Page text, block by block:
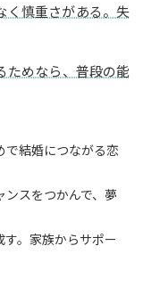
く慎重さがある。失
ためなら、普段の能
で結婚につながる恋
ンスをつかんで、夢
。家族からサポー